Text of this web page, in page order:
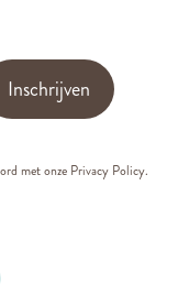
Inschrijven
met onze Privacy Policy.